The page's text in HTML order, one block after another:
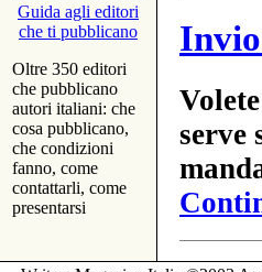
Guida agli editori
che ti pubblicano
Oltre 350 editori
che pubblicano
autori italiani: che
cosa pubblicano,
che condizioni
fanno, come
contattarli, come
presentarsi
serve